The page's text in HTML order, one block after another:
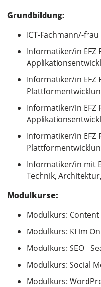
Grundbildung:
ICT-Fachmann/-frau
Informatiker/in EFZ
Informatiker/in EFZ
Informatiker/in EFZ
Informatiker/in EFZ
Informatiker/in mit
Technik,
Modulkurse:
Modulkurs:
​​​​​​​Modulkurs: KI im
Modulkurs: SEO -
Modulkurs: Social
​​​​​​​Modulkurs: